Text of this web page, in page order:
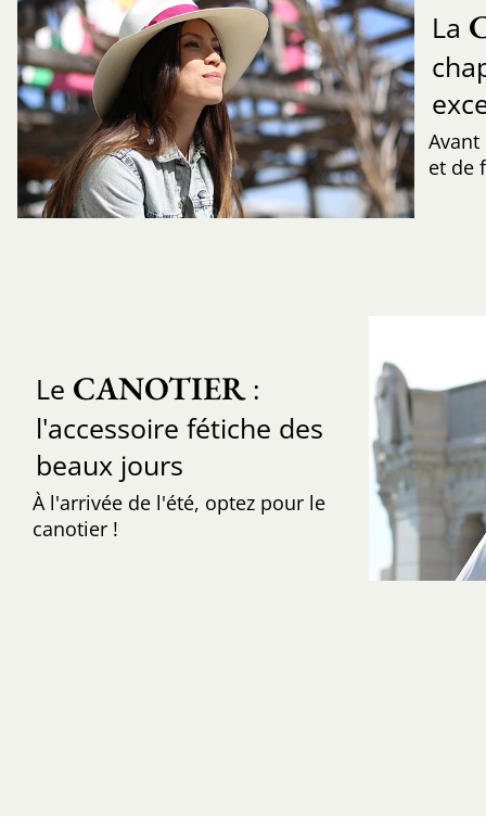
La
Avant
et de
Le CANOTIER:
l'accessoire fétiche des
beaux jours
À l'arrivée de l'été, optez pour le
canotier !